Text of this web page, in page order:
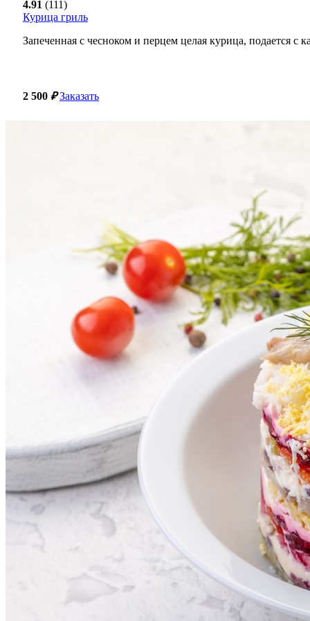
4.91 (111)
Курица гриль
Запеченная с чесноком и перцем целая курица, подается
2 500 ₽ Заказать